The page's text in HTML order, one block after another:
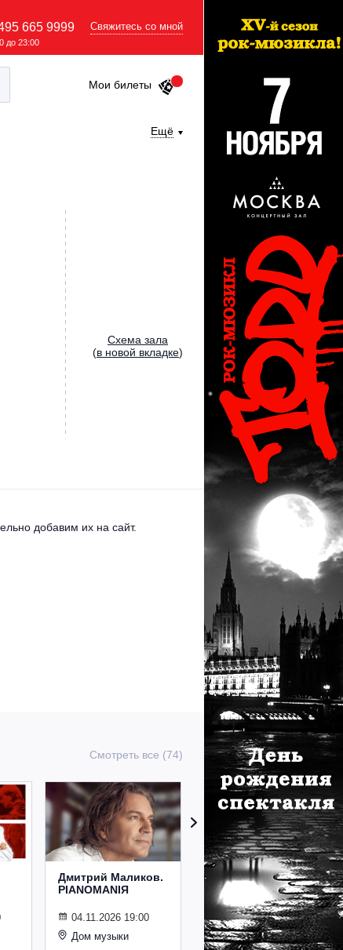
665 9999
до 23:00
Свяжитесь со мной
Мои билеты
Ещё
Cхема зала
(в новой вкладке)
добавим их на сайт.
Смотреть все (74)
Дмитрий Маликов.
PIANOMANIЯ
04.11.2026 19:00
Дом музыки
Рождественский
концерт
Владимира
Спивакова
24.12.2026 19:00